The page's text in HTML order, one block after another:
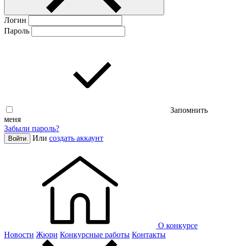
Логин
Пароль
Запомнить
меня
Забыли пароль?
Войти Или создать аккаунт
О конкурсе
Новости Жюри Конкурсные работы Контакты